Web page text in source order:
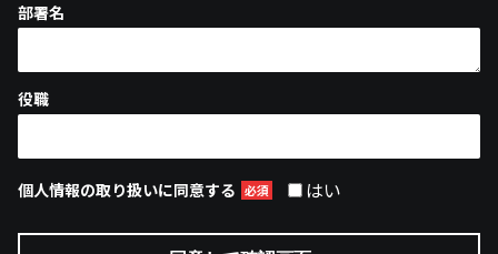
部署名
役職
個人情報の取り扱いに同意する はい